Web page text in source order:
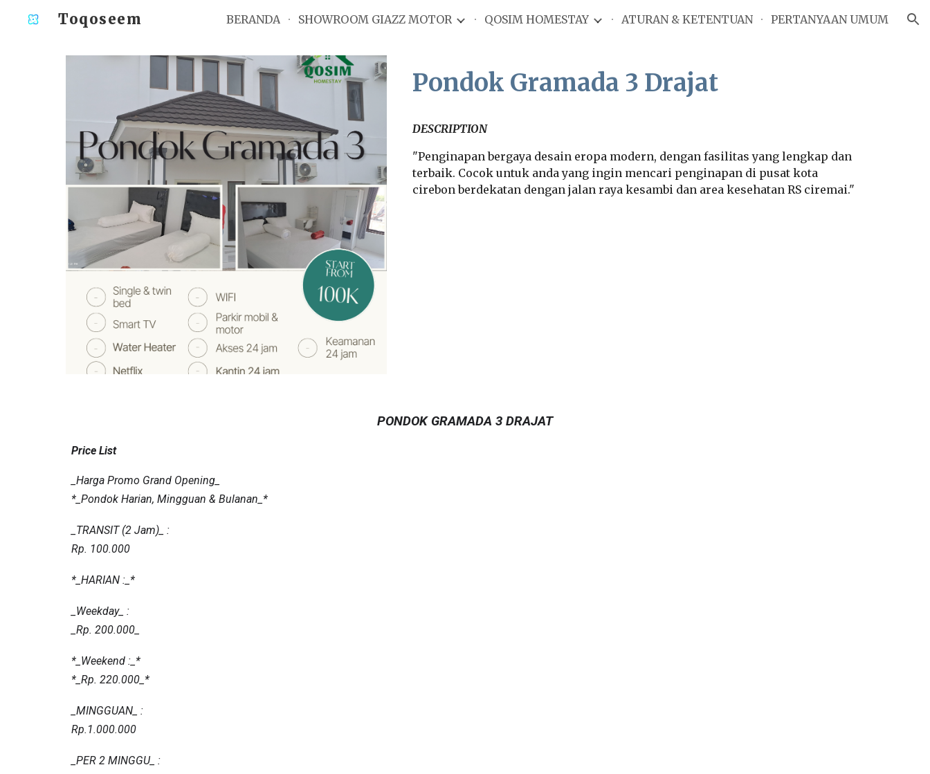
Skip to main content Skip to navigation
Toqoseem BERANDA SHOWROOM GIAZZ MOTOR QOSIM HOMESTAY ATURAN & KETENTUAN PERTANYAAN UMUM
Pondok Gramada 3 Drajat
DESCRIPTION
"Penginapan bergaya desain eropa modern, dengan fasilitas yang lengkap dan
terbaik. Cocok untuk anda yang ingin mencari penginapan di pusat kota
cirebon berdekatan dengan jalan raya kesambi dan area kesehatan RS ciremai."
PONDOK GRAMADA 3 DRAJAT
Price List
_Harga Promo Grand Opening_
*_Pondok Harian, Mingguan & Bulanan_*
_TRANSIT (2 Jam)_ :
Rp. 100.000
*_HARIAN :_*
_Weekday_ :
_Rp. 200.000_
*_Weekend :_*
*_Rp. 220.000_*
_MINGGUAN_ :
Rp.1.000.000
_PER 2 MINGGU_ :